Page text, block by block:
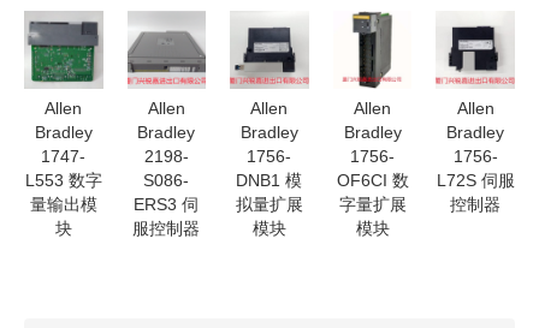
Allen
Bradley
1747-
L553 数字
量输出模
块
Allen
Bradley
2198-
S086-
ERS3 伺
服控制器
Allen
Bradley
1756-
DNB1 模
拟量扩展
模块
Allen
Bradley
1756-
OF6CI 数
字量扩展
模块
Allen
Bradley
1756-
L72S 伺服
控制器